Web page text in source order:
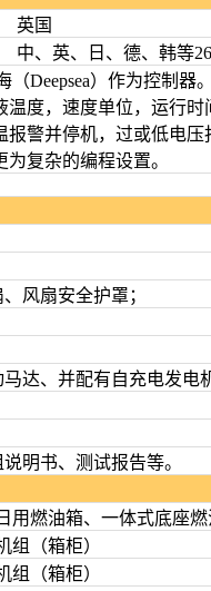
国
英、日、德、韩等26
Deepsea）作为控制器
度，速度单位，运行时
警并停机，过或低电
复杂的编程设置。
扇安全护罩；
达、并配有自充电发电
明书、测试报告等。
燃油箱、一体式底座燃
（箱柜）
（箱柜）